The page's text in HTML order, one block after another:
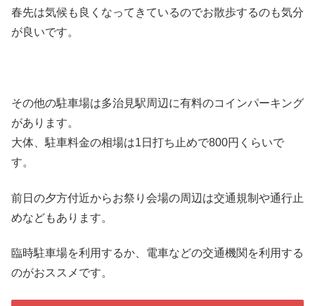
春先は気候も良くなってきているのでお散歩するのも気分
が良いです。
その他の駐車場は多治見駅周辺に有料のコインパーキング
があります。
大体、駐車料金の相場は1日打ち止めで800円くらいで
す。
前日の夕方付近からお祭り会場の周辺は交通規制や通行止
めなどもあります。
臨時駐車場を利用するか、電車などの交通機関を利用する
のがおススメです。